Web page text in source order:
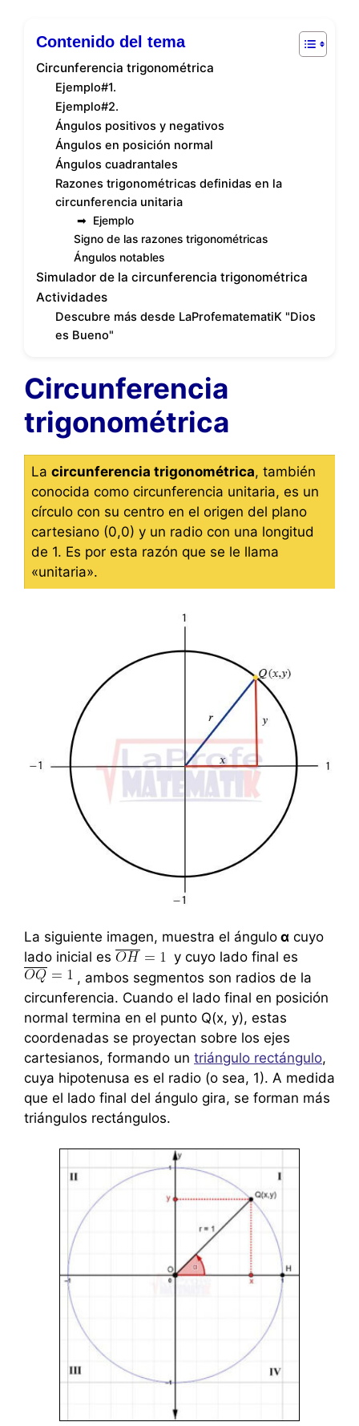
Contenido del tema
Circunferencia trigonométrica
Ejemplo#1.
Ejemplo#2.
Ángulos positivos y negativos
Ángulos en posición normal
Ángulos cuadrantales
Razones trigonométricas definidas en la
circunferencia unitaria
➡ Ejemplo
Signo de las razones trigonométricas
Ángulos notables
Simulador de la circunferencia trigonométrica
Actividades
Descubre más desde LaProfematematiK "Dios
es Bueno"
Circunferencia
trigonométrica
La circunferencia trigonométrica, también
conocida como circunferencia unitaria, es un
círculo con su centro en el origen del plano
cartesiano (0,0) y un radio con una longitud
de 1. Es por esta razón que se le llama
«unitaria».
La siguiente imagen, muestra el ángulo α cuyo
lado inicial es
y cuyo lado final es
, ambos segmentos son radios de la
circunferencia. Cuando el lado final en posición
normal termina en el punto Q(x, y), estas
coordenadas se proyectan sobre los ejes
cartesianos, formando un triángulo rectángulo,
cuya hipotenusa es el radio (o sea, 1). A medida
que el lado final del ángulo gira, se forman más
triángulos rectángulos.